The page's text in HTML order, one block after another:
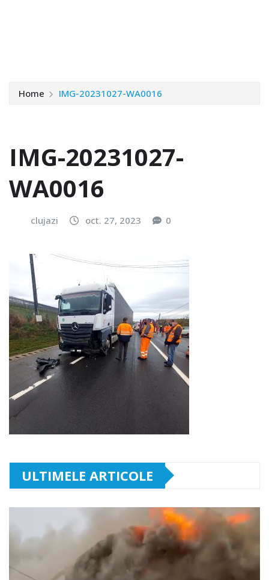
Home IMG-20231027-WA0016
IMG-20231027-
WA0016
clujazi oct. 27, 2023 0
ULTIMELE ARTICOLE